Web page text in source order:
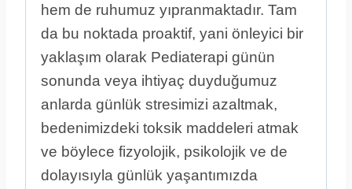
hem de ruhumuz yıpranmaktadır. Tam
da bu noktada proaktif, yani önleyici bir
yaklaşım olarak Pediaterapi günün
sonunda veya ihtiyaç duyduğumuz
anlarda günlük stresimizi azaltmak,
bedenimizdeki toksik maddeleri atmak
ve böylece fizyolojik, psikolojik ve de
dolayısıyla günlük yaşantımızda